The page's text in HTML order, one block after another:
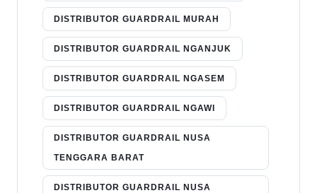
DISTRIBUTOR GUARDRAIL MURAH
DISTRIBUTOR GUARDRAIL NGANJUK
DISTRIBUTOR GUARDRAIL NGASEM
DISTRIBUTOR GUARDRAIL NGAWI
DISTRIBUTOR GUARDRAIL NUSA
TENGGARA BARAT
DISTRIBUTOR GUARDRAIL NUSA